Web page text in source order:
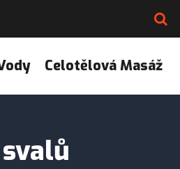
Celotělová Masáž